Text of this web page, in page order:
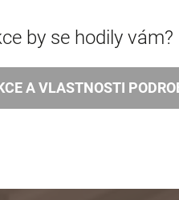
by se hodily vám?
A VLASTNOSTI